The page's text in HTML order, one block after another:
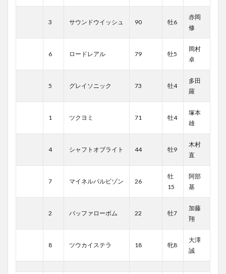
3 サウンドウイッシュ 90 牡6
赤岡
修
6 ロードレアル 79 牡5
岡村
卓
5 グレイソニック 73 牡4
多田
羅
1 ツクヨミ 71 牡4
塚本
雄
4 シャフトオブライト 44 牡9
木村
直
7 マイネルバルビゾン 26
牡
15
阿部
基
2 バッファローボム 22 牡7
加藤
翔
8 ツウカイステラ 18 牝8
大澤
誠